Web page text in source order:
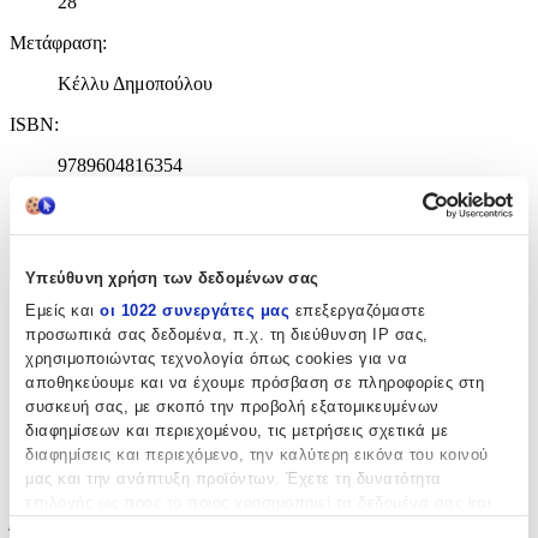
Υπεύθυνη χρήση των δεδομένων σας
Εμείς και οι 1022 συνεργάτες μας επεξεργαζόμαστε
προσωπικά σας δεδομένα, π.χ. τη διεύθυνση IP σας,
χρησιμοποιώντας τεχνολογία όπως cookies για να
αποθηκεύουμε και να έχουμε πρόσβαση σε πληροφορίες στη
συσκευή σας, με σκοπό την προβολή εξατομικευμένων
διαφημίσεων και περιεχομένου, τις μετρήσεις σχετικά με
διαφημίσεις και περιεχόμενο, την καλύτερη εικόνα του κοινού
μας και την ανάπτυξη προϊόντων. Έχετε τη δυνατότητα
Μετάφραση:
Κέλλυ Δημοπούλου
ISBN:
9789604816354
Χαρακτηριστικά
Εκδότης:
Μίνωας
Ημερομηνία Έκδοσης:
27/01/2012